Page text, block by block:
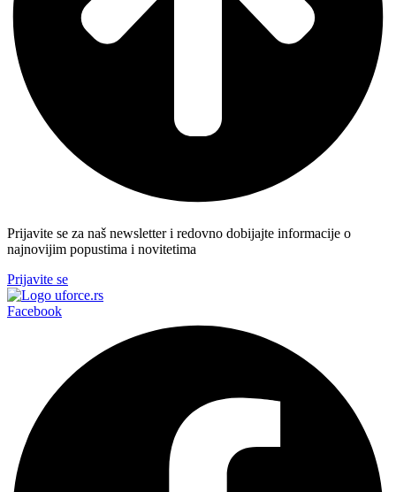
Prijavite se za naš newsletter i redovno dobijajte informacije o
najnovijim popustima i novitetima
Prijavite se
Facebook